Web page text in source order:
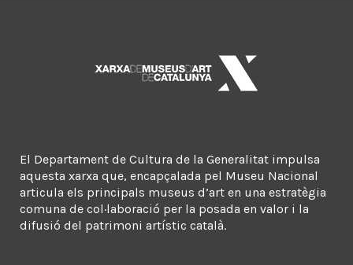
El Departament de Cultura de la Generalitat impulsa
aquesta xarxa que, encapçalada pel Museu Nacional
articula els principals museus d’art en una estratègia
comuna de col·laboració per la posada en valor i la
difusió del patrimoni artístic català.